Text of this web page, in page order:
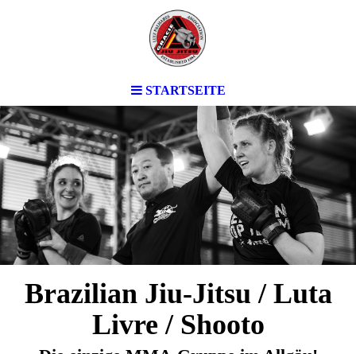
STARTSEITE
Brazilian Jiu-Jitsu / Luta
Livre / Shooto